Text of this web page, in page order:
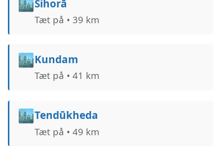
Sihorā
Tæt på • 39 km
🏙️Kundam
Tæt på • 41 km
🏙️Tendūkheda
Tæt på • 49 km